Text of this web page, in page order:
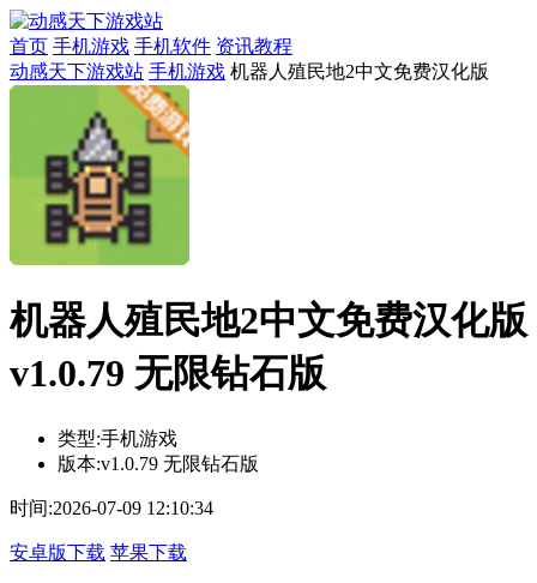
首页 手机游戏 手机软件 资讯教程
动感天下游戏站 手机游戏 机器人殖民地2中文免费汉化版
机器人殖民地2中文免费汉化版
v1.0.79 无限钻石版
类型:手机游戏
版本:v1.0.79 无限钻石版
时间:2026-07-09 12:10:34
安卓版下载 苹果下载